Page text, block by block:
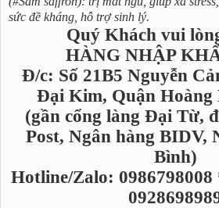
sức đề kháng, hỗ trợ sinh lý.
Quý Khách vui
HÀNG NHẬP
Đ/c: Số 21B5 Nguyễn
Đại Kim, Quận Hoàng
(gần cổng làng Đại Từ,
Post, Ngân hàng BIDV,
Bình)
Hotline/Zalo: 0986798008